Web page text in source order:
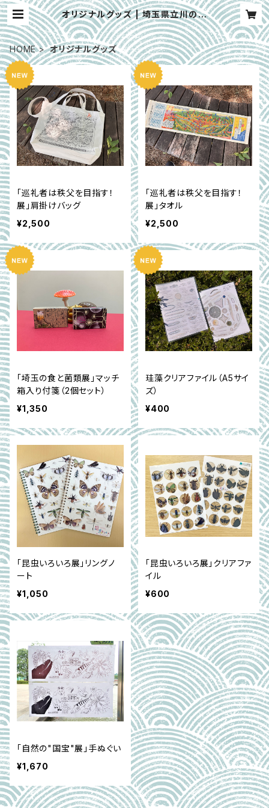
オリジナルグッズ | 埼玉県立川の博
物館ミュージアムオンラインショップ
HOME オリジナルグッズ
「巡礼者は秩父を目指す！
展」肩掛けバッグ
¥2,500
「巡礼者は秩父を目指す！
展」タオル
¥2,500
「埼玉の食と菌類展」マッチ
箱入り付箋（2個セット）
¥1,350
珪藻クリアファイル（A5サイ
ズ）
¥400
「昆虫いろいろ展」リングノ
ート
¥1,050
「昆虫いろいろ展」クリアファ
イル
¥600
「自然の"国宝"展」手ぬぐい
¥1,670